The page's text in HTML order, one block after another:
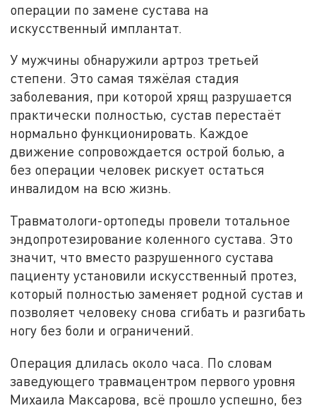
операции по замене сустава на
искусственный имплантат.
У мужчины обнаружили артроз третьей
степени. Это самая тяжёлая стадия
заболевания, при которой хрящ разрушается
практически полностью, сустав перестаёт
нормально функционировать. Каждое
движение сопровождается острой болью, а
без операции человек рискует остаться
инвалидом на всю жизнь.
Травматологи-ортопеды провели тотальное
эндопротезирование коленного сустава. Это
значит, что вместо разрушенного сустава
пациенту установили искусственный протез,
который полностью заменяет родной сустав и
позволяет человеку снова сгибать и разгибать
ногу без боли и ограничений.
Операция длилась около часа. По словам
заведующего травмацентром первого уровня
Михаила Максарова, всё прошло успешно, без